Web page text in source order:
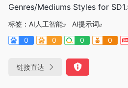
Genres/Mediums Styles for
标签： AI人工智能
AI提示词
0
0 0 0
链接直达